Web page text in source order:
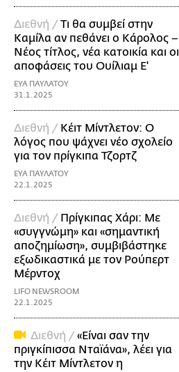
Διεθνή /Τι θα συμβεί στην
Καμίλα αν πεθάνει ο Κάρολος –
Νέος τίτλος, νέα κατοικία και οι
αποφάσεις του Ουίλιαμ Ε'
ΕΥΑ ΠΑΥΛΑΤΟΥ
31.1.2025
Διεθνή / Κέιτ Μίντλετον: Ο
λόγος που ψάχνει νέο σχολείο
για τον πρίγκιπα Τζορτζ
ΕΥΑ ΠΑΥΛΑΤΟΥ
22.1.2025
Διεθνή / Πρίγκιπας Χάρι: Με
«συγγνώμη» και «σημαντική
αποζημίωση», συμβιβάστηκε
εξωδικαστικά με τον Ρούπερτ
Μέρντοχ
LIFO NEWSROOM
22.1.2025
Διεθνή /«Είναι σαν την
πριγκίπισσα Νταϊάνα», λέει για
την Κέιτ Μίντλετον η